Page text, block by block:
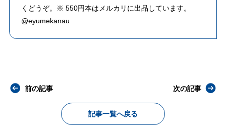
くどうぞ。※ 550円本はメルカリに出品しています。
@eyumekanau
前の記事
記事一覧へ戻る
次の記事